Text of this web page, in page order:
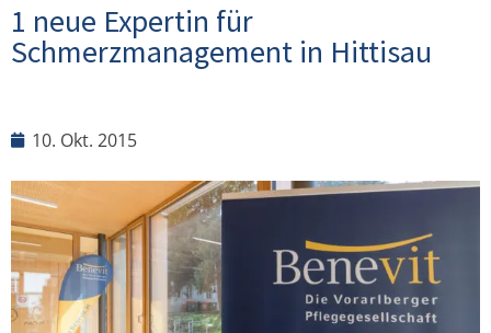
1 neue Expertin für
Schmerzmanagement in Hittisau
10. Okt. 2015